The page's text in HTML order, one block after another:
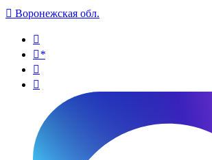
 Воронежская обл.

*

